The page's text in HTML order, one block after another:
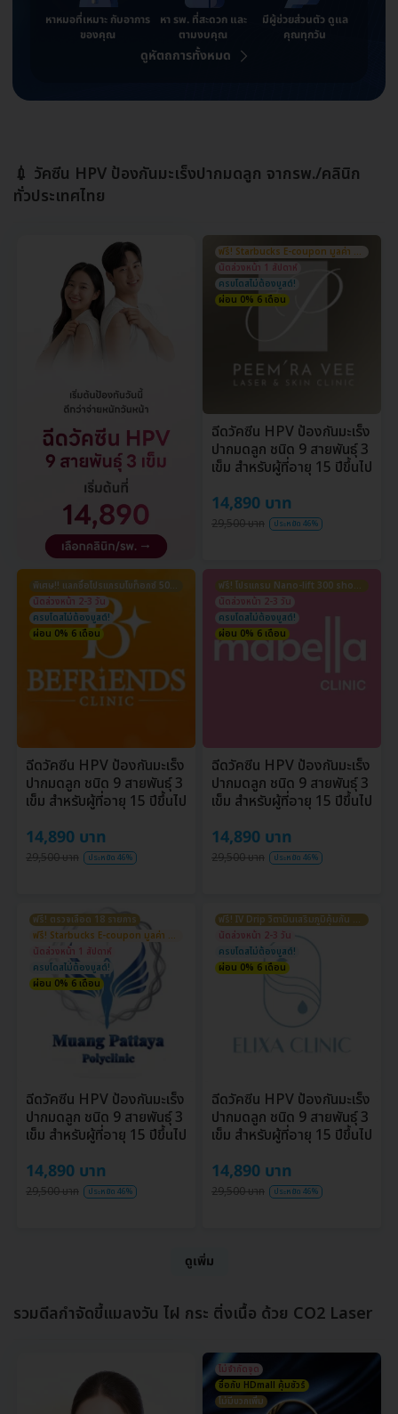
หาหมอที่เหมาะกับอาการ
ของคุณ
หา รพ. ที่สะดวกและ
ตามงบคุณ
มีผู้ช่วยส่วนตัวดูแล
คุณทุกวัน
ดูหัตถการทั้งหมด
💉 วัคซีน HPV ป้องกันมะเร็งปากมดลูก จากรพ./คลินิก
ทั่วประเทศไทย
ฟรี! Starbucks E-coupon มูลค่า 300 บ.
นัดล่วงหน้า 1 สัปดาห์
ครบโดสไม่ต้องบูสต์!
ผ่อน 0% 6 เดือน
ฉีดวัคซีน HPV ป้องกันมะเร็ง
ปากมดลูก ชนิด 9 สายพันธุ์ 3
เข็ม สำหรับผู้ที่อายุ 15 ปีขึ้นไป
14,890 บาท
29,500 บาท ประหยัด 46%
พิเศษ!! แลกซื้อโปรแกรมโบท็อกซ์ 50 U 1,900 บ.
นัดล่วงหน้า 2-3 วัน
ครบโดสไม่ต้องบูสต์!
ผ่อน 0% 6 เดือน
ฉีดวัคซีน HPV ป้องกันมะเร็ง
ปากมดลูก ชนิด 9 สายพันธุ์ 3
เข็ม สำหรับผู้ที่อายุ 15 ปีขึ้นไป
14,890 บาท
29,500 บาท ประหยัด 46%
ฟรี! โปรแกรม Nano-lift 300 shots 4,999 บ.
นัดล่วงหน้า 2-3 วัน
ครบโดสไม่ต้องบูสต์!
ผ่อน 0% 6 เดือน
ฉีดวัคซีน HPV ป้องกันมะเร็ง
ปากมดลูก ชนิด 9 สายพันธุ์ 3
เข็ม สำหรับผู้ที่อายุ 15 ปีขึ้นไป
14,890 บาท
29,500 บาท ประหยัด 46%
ฟรี! ตรวจเลือด 18 รายการ
ฟรี! Starbucks E-coupon มูลค่า 300 บ.
นัดล่วงหน้า 1 สัปดาห์
ครบโดสไม่ต้องบูสต์!
ผ่อน 0% 6 เดือน
ฉีดวัคซีน HPV ป้องกันมะเร็ง
ปากมดลูก ชนิด 9 สายพันธุ์ 3
เข็ม สำหรับผู้ที่อายุ 15 ปีขึ้นไป
14,890 บาท
29,500 บาท ประหยัด 46%
ฟรี! IV Drip วิตามินเสริมภูมิคุ้มกัน มูลค่า 1,990 บ.
นัดล่วงหน้า 2-3 วัน
ครบโดสไม่ต้องบูสต์!
ผ่อน 0% 6 เดือน
ฉีดวัคซีน HPV ป้องกันมะเร็ง
ปากมดลูก ชนิด 9 สายพันธุ์ 3
เข็ม สำหรับผู้ที่อายุ 15 ปีขึ้นไป
14,890 บาท
29,500 บาท ประหยัด 46%
ดูเพิ่ม
รวมดีลกำจัดขี้แมลงวัน ไฝ กระ ติ่งเนื้อ ด้วย CO2 Laser
ไม่จำกัดจุด
ซื้อกับ HDmall คุ้มชัวร์
ไม่มีบวกเพิ่ม